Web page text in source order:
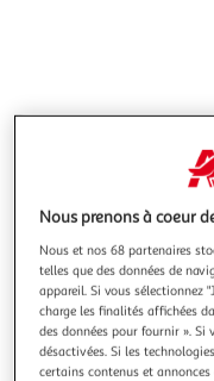
Nous prenons à coeur
Nous et nos 68 partenaires
telles que des données de
appareil. Si vous sélectionnez
charge les finalités affichées
des données pour fournir ». Si
désactivées. Si les
certains contenus et